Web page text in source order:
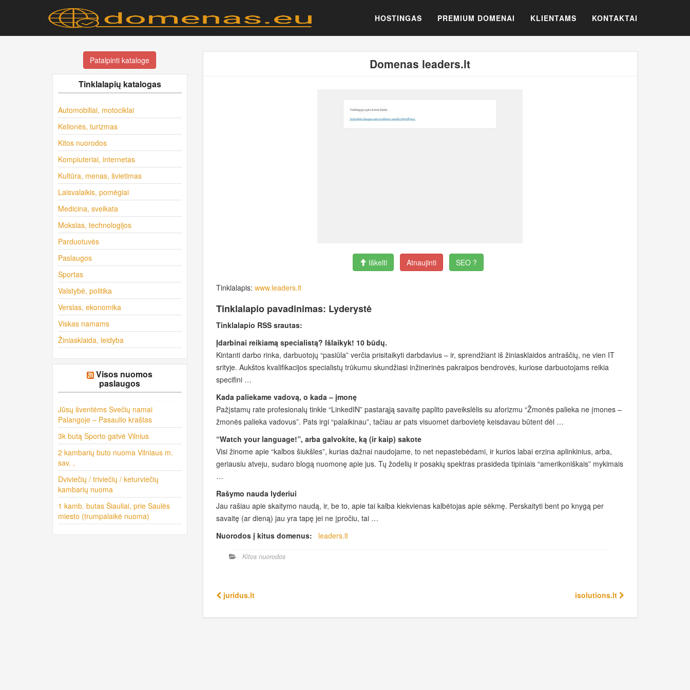
HOSTINGAS PREMIUM DOMENAI KLIENTAMS KONTAKTAI
Patalpinti kataloge
Tinklalapių katalogas
Automobiliai, motociklai
Kelionės, turizmas
Kitos nuorodos
Kompiuteriai, internetas
Kultūra, menas, švietimas
Laisvalaikis, pomėgiai
Medicina, sveikata
Mokslas, technologijos
Parduotuvės
Paslaugos
Sportas
Valstybė, politika
Verslas, ekonomika
Viskas namams
Žiniasklaida, leidyba
Visos nuomos
paslaugos
Jūsų šventėms Svečių namai
Palangoje – Pasaulio kraštas
3k butą Sporto gatvė Vilnius
2 kambarių buto nuoma Vilniaus m.
sav. ,
Dviviečių / triviečių / keturviečių
kambarių nuoma
1 kamb. butas Šiauliai, prie Saulės
miesto (trumpalaikė nuoma)
Domenas leaders.lt
Iškelti Atnaujinti SEO ?
Tinklalapis: www.leaders.lt
Tinklalapio pavadinimas: Lyderystė
Tinklalapio RSS srautas:
Įdarbinai reikiamą specialistą? Išlaikyk! 10 būdų.
Kintanti darbo rinka, darbuotojų “pasiūla” verčia prisitaikyti darbdavius – ir, sprendžiant iš žiniasklaidos antraščių, ne vien IT
srityje. Aukštos kvalifikacijos specialistų trūkumu skundžiasi inžinerinės pakraipos bendrovės, kuriose darbuotojams reikia
specifini …
Kada paliekame vadovą, o kada – įmonę
Pažįstamų rate profesionalų tinkle “LinkedIN” pastarąją savaitę paplito paveikslėlis su aforizmu “Žmonės palieka ne įmones –
žmonės palieka vadovus”. Pats irgi “palaikinau”, tačiau ar pats visuomet darbovietę keisdavau būtent dėl …
“Watch your language!”, arba galvokite, ką (ir kaip) sakote
Visi žinome apie “kalbos šiukšles”, kurias dažnai naudojame, to net nepastebėdami, ir kurios labai erzina aplinkinius, arba,
geriausiu atveju, sudaro blogą nuomonę apie jus. Tų žodelių ir posakių spektras prasideda tipiniais “amerikoniškais” mykimais
…
Rašymo nauda lyderiui
Jau rašiau apie skaitymo naudą, ir, be to, apie tai kalba kiekvienas kalbėtojas apie sėkmę. Perskaityti bent po knygą per
savaitę (ar dieną) jau yra tapę jei ne įpročiu, tai …
Nuorodos į kitus domenus:
leaders.lt
Kitos nuorodos
juridus.lt isolutions.lt